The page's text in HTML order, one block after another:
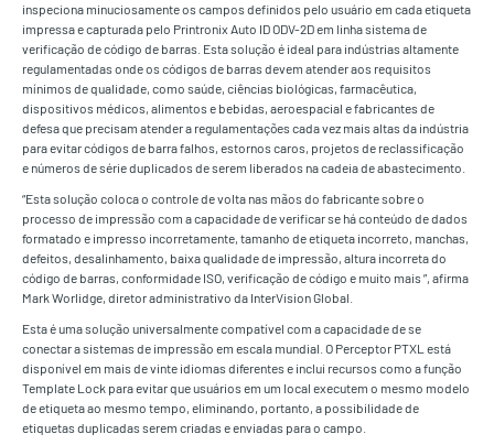
inspeciona minuciosamente os campos definidos pelo usuário em cada etiqueta
impressa e capturada pelo Printronix Auto ID ODV-2D em linha sistema de
verificação de código de barras. Esta solução é ideal para indústrias altamente
regulamentadas onde os códigos de barras devem atender aos requisitos
mínimos de qualidade, como saúde, ciências biológicas, farmacêutica,
dispositivos médicos, alimentos e bebidas, aeroespacial e fabricantes de
defesa que precisam atender a regulamentações cada vez mais altas da indústria
para evitar códigos de barra falhos, estornos caros, projetos de reclassificação
e números de série duplicados de serem liberados na cadeia de abastecimento.
“Esta solução coloca o controle de volta nas mãos do fabricante sobre o
processo de impressão com a capacidade de verificar se há conteúdo de dados
formatado e impresso incorretamente, tamanho de etiqueta incorreto, manchas,
defeitos, desalinhamento, baixa qualidade de impressão, altura incorreta do
código de barras, conformidade ISO, verificação de código e muito mais ”, afirma
Mark Worlidge, diretor administrativo da InterVision Global.
Esta é uma solução universalmente compatível com a capacidade de se
conectar a sistemas de impressão em escala mundial. O Perceptor PTXL está
disponível em mais de vinte idiomas diferentes e inclui recursos como a função
Template Lock para evitar que usuários em um local executem o mesmo modelo
de etiqueta ao mesmo tempo, eliminando, portanto, a possibilidade de
etiquetas duplicadas serem criadas e enviadas para o campo.